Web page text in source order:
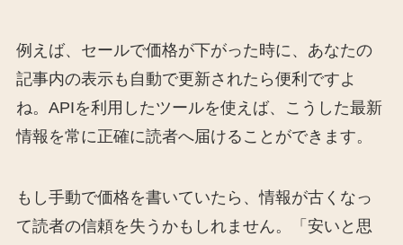
例えば、セールで価格が下がった時に、あなたの
記事内の表示も自動で更新されたら便利ですよ
ね。APIを利用したツールを使えば、こうした最新
情報を常に正確に読者へ届けることができます。
もし手動で価格を書いていたら、情報が古くなっ
て読者の信頼を失うかもしれません。「安いと思